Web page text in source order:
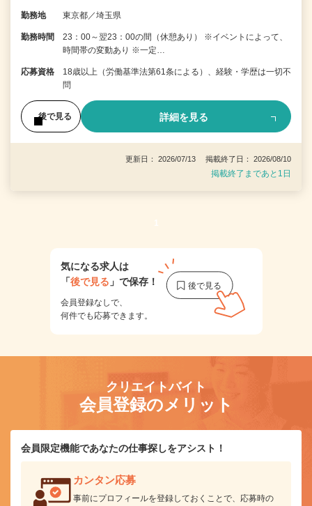
勤務地 東京都／埼玉県
勤務時間
23：00～翌23：00の間（休憩あり） ※イベントによって、
時間帯の変動あり ※一定…
応募資格
18歳以上（労働基準法第61条による）、経験・学歴は一切不
問
後で見る 詳細を見る
更新日： 2026/07/13 掲載終了日： 2026/08/10
掲載終了まであと1日
1
気になる求人は
「後で見る 」で保存！
会員登録なしで、
何件でも応募できます。
クリエイトバイト
会員登録のメリット
会員限定機能であなたの仕事探しをアシスト！
カンタン応募
事前にプロフィールを登録しておくことで、応募時の